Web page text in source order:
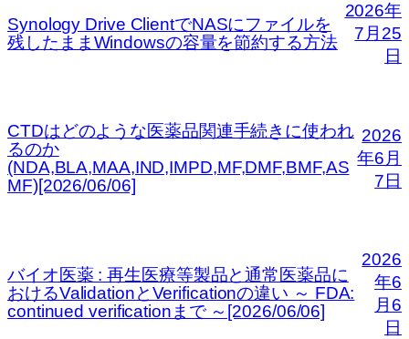
Synology Drive ClientでNASにファイルを
残したままWindowsの容量を節約する方法
2026年
7月25
日
CTDはどのような医薬品関連手続きに使われ
るのか
(NDA,BLA,MAA,IND,IMPD,MF,DMF,BMF,AS
MF)[2026/06/06]
2026
年6月
7日
バイオ医薬 : 再生医療等製品と通常医薬品に
おけるValidationとVerificationの違い ～ FDA:
continued verificationまで ～[2026/06/06]
2026
年6
月6
日